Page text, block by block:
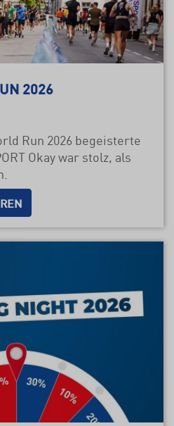
2026
Run 2026 begeisterte
Okay war stolz, als